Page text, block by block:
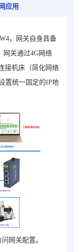
应用
，网关自身具备
网关通过4G网络
接机床（简化网络
置统一固定的IP地
网关配置。